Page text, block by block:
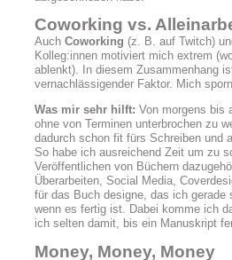
Coworking vs.
Auch Coworking (z. B. auf Twitch)
Kolleg:innen motiviert mich extrem
ablenkt). In diesem Zusammenhang
vernachlässigender Faktor. Mich
Was mir sehr hilft: Von morgens bis
ohne von Terminen unterbrochen zu
dadurch schon fit fürs Schreiben und
So habe ich ausreichend Zeit um zu
Veröffentlichen von Büchern
Überarbeiten, Social Media,
für das Buch designe, das ich
wenn es fertig ist. Dabei komme ich
ich selten damit, bis ein Manuskript
Money, Money, Money